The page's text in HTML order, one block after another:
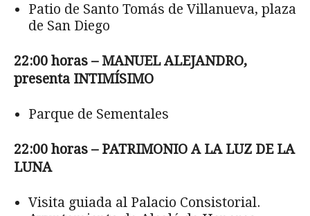
Patio de Santo Tomás de Villanueva, plaza
de San Diego
22:00 horas – MANUEL ALEJANDRO,
presenta INTIMÍSIMO
Parque de Sementales
22:00 horas – PATRIMONIO A LA LUZ DE LA
LUNA
Visita guiada al Palacio Consistorial.